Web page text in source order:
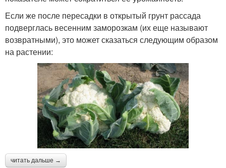
Если же после пересадки в открытый грунт рассада
подверглась весенним заморозкам (их еще называют
возвратными), это может сказаться следующим образом
на растении:
читать дальше →